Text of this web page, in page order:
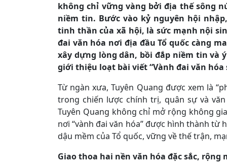
không chỉ vững vàng bởi địa thế sông
niềm tin. Bước vào kỷ nguyên hội
tinh thần của xã hội, là sức mạnh nội
đai văn hóa nơi địa đầu Tổ quốc càng
xây dựng lòng dân, bồi đắp niềm tin và
giới thiệu loạt bài viết “Vành đai văn hóa
Từ ngàn xưa, Tuyên Quang được xem là
trong chiến lược chính trị, quân sự và
Tuyên Quang không chỉ mở rộng không
nơi “vành đai văn hóa” được hình thành từ
dậu mềm của Tổ quốc, vững về thế trận,
Giao thoa hai nền văn hóa đặc sắc,